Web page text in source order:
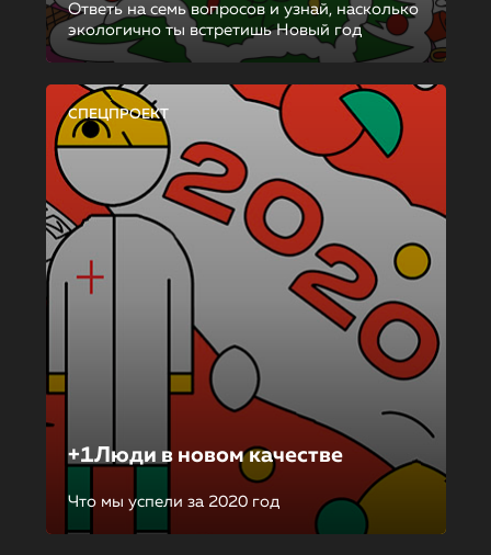
Ответь на семь вопросов и узнай, насколько
экологично ты встретишь Новый год
СПЕЦПРОЕКТ
+1Люди в новом качестве
Что мы успели за 2020 год